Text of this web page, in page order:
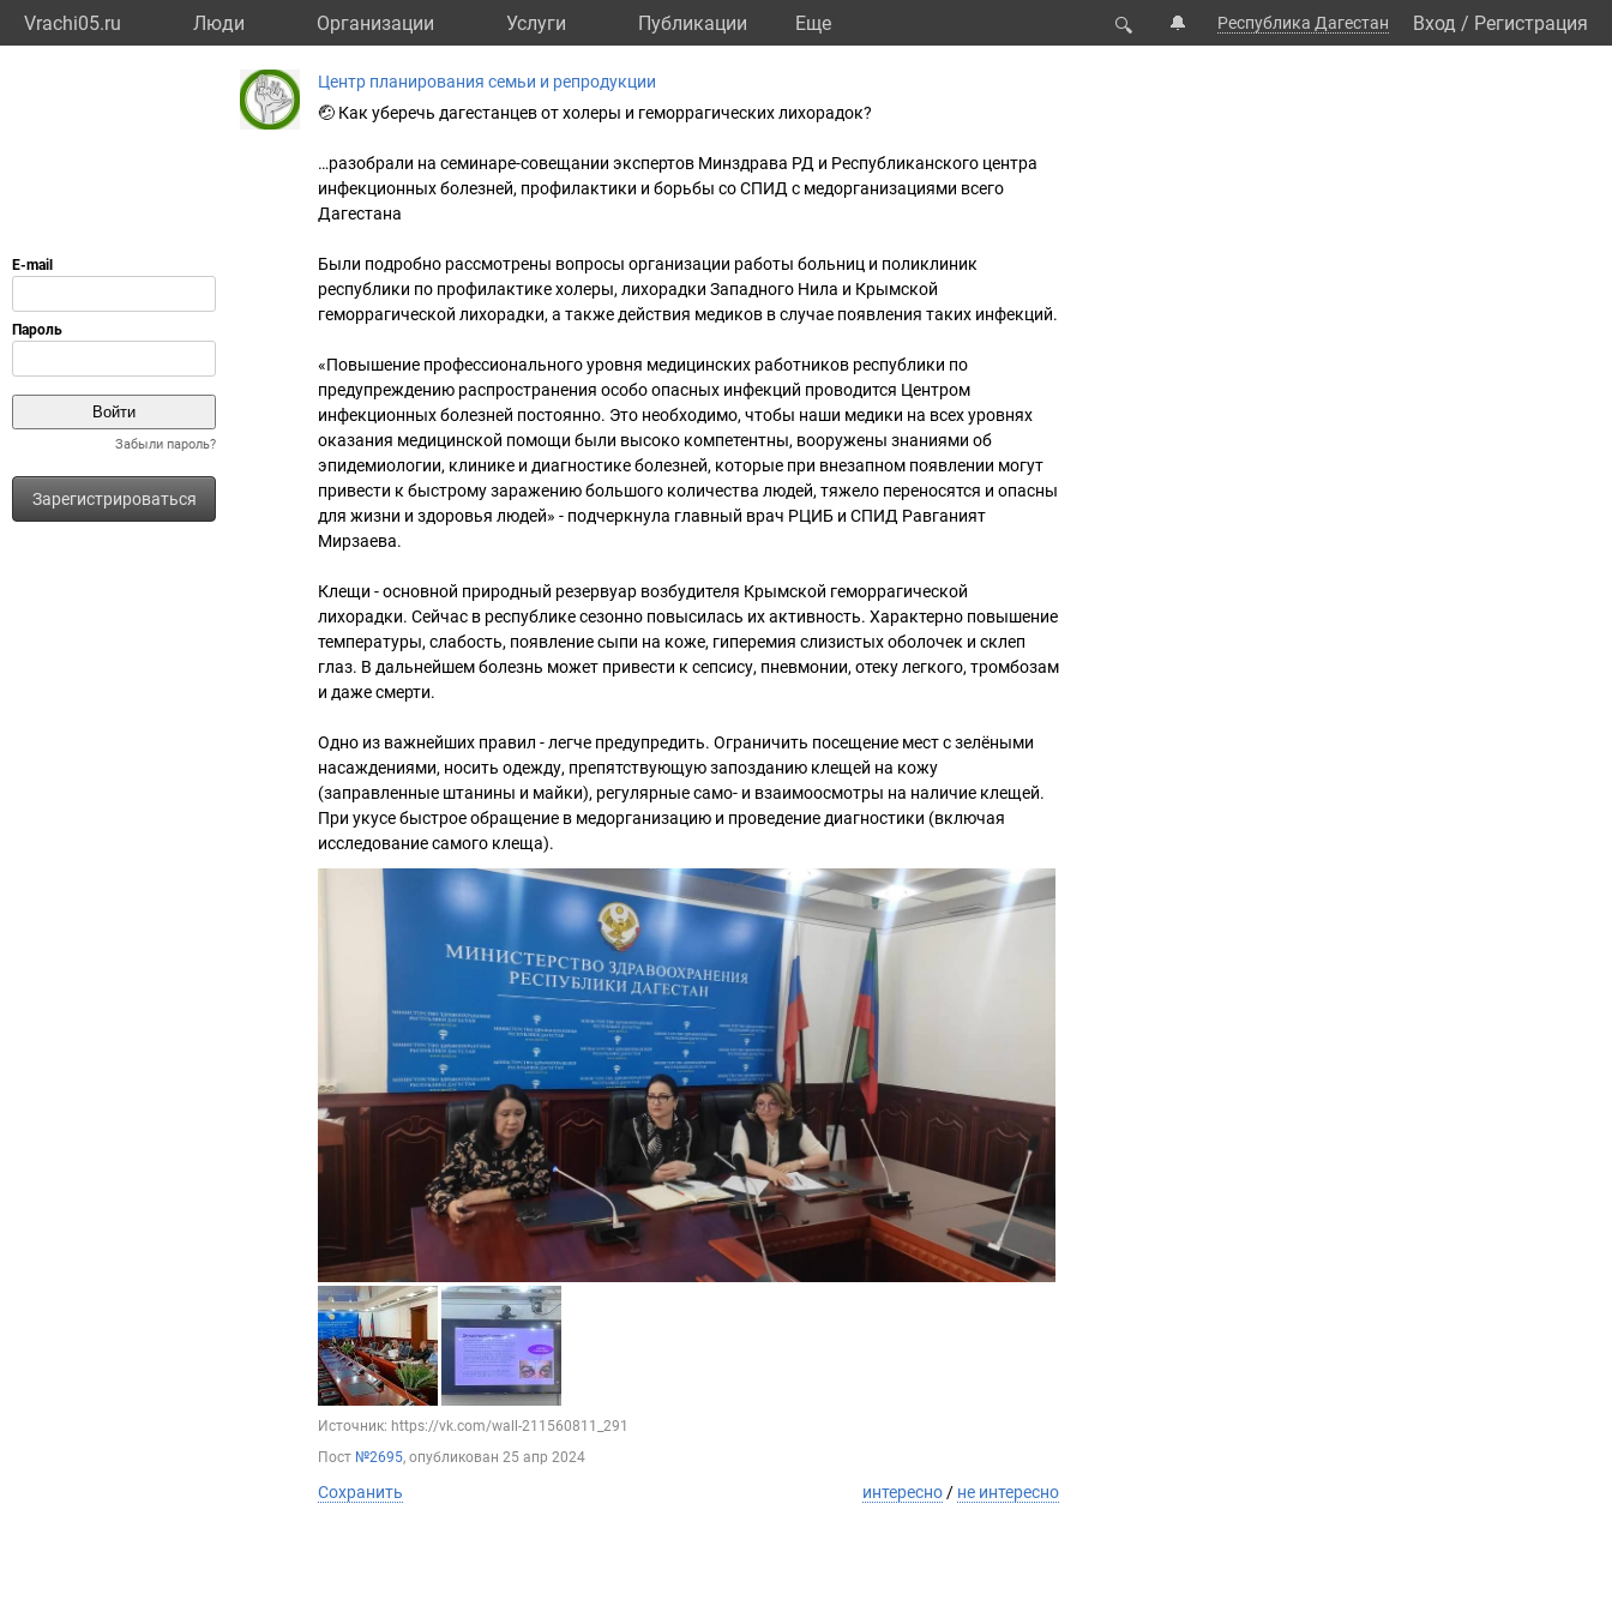
Vrachi05.ru Люди Организации Услуги Публикации Eще 🔍 🔔 Республика Дагестан Вход / Регистрация
Забыли пароль?
Зарегистрироваться
Центр планирования семьи и репродукции
🤕 Как уберечь дагестанцев от холеры и геморрагических лихорадок?
…разобрали на семинаре-совещании экспертов Минздрава РД и Республиканского центра
инфекционных болезней, профилактики и борьбы со СПИД с медорганизациями всего
Дагестана
Были подробно рассмотрены вопросы организации работы больниц и поликлиник
республики по профилактике холеры, лихорадки Западного Нила и Крымской
геморрагической лихорадки, а также действия медиков в случае появления таких инфекций.
«Повышение профессионального уровня медицинских работников республики по
предупреждению распространения особо опасных инфекций проводится Центром
инфекционных болезней постоянно. Это необходимо, чтобы наши медики на всех уровнях
оказания медицинской помощи были высоко компетентны, вооружены знаниями об
эпидемиологии, клинике и диагностике болезней, которые при внезапном появлении могут
привести к быстрому заражению большого количества людей, тяжело переносятся и опасны
для жизни и здоровья людей» - подчеркнула главный врач РЦИБ и СПИД Равганият
Мирзаева.
Клещи - основной природный резервуар возбудителя Крымской геморрагической
лихорадки. Сейчас в республике сезонно повысилась их активность. Характерно повышение
температуры, слабость, появление сыпи на коже, гиперемия слизистых оболочек и склеп
глаз. В дальнейшем болезнь может привести к сепсису, пневмонии, отеку легкого, тромбозам
и даже смерти.
Одно из важнейших правил - легче предупредить. Ограничить посещение мест с зелёными
насаждениями, носить одежду, препятствующую запозданию клещей на кожу
(заправленные штанины и майки), регулярные само- и взаимоосмотры на наличие клещей.
При укусе быстрое обращение в медорганизацию и проведение диагностики (включая
исследование самого клеща).
Источник: https://vk.com/wall-211560811_291
Пост №2695, опубликован 25 апр 2024
Сохранить интересно/ не интересно